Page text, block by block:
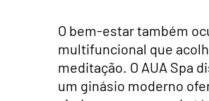
O bem-estar também
multifuncional que
meditação. O AUA Spa
um ginásio moderno